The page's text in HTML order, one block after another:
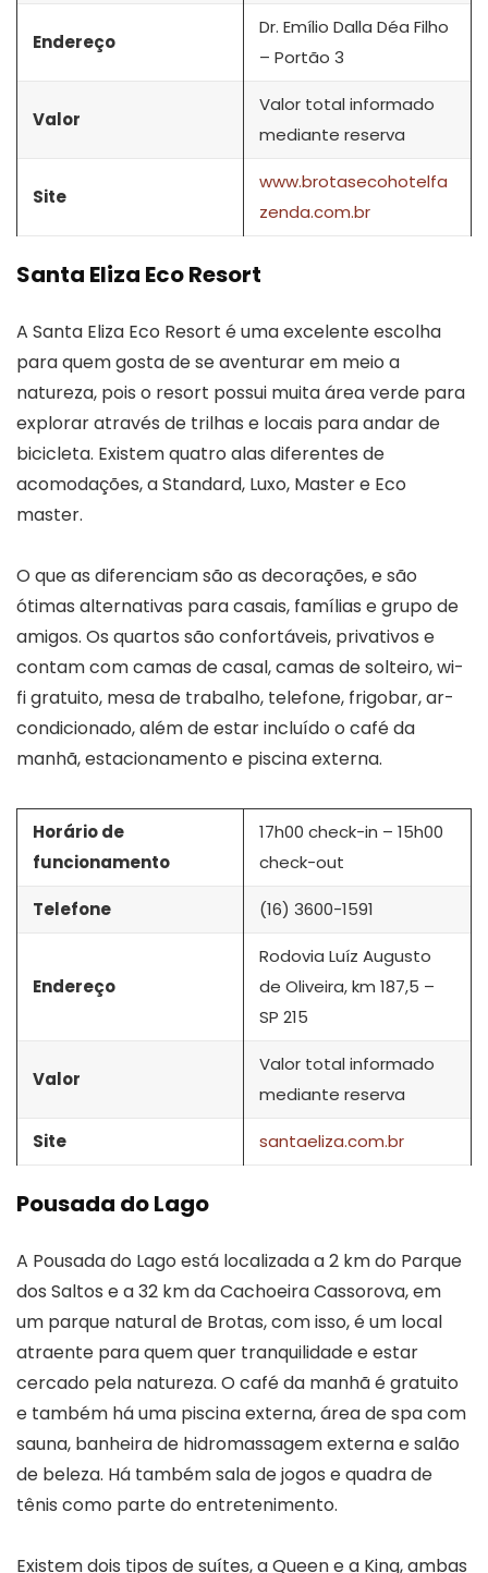
Endereço
Dr. Emílio Dalla Déa Filho
– Portão 3
Valor
Valor total informado
mediante reserva
Site
www.brotasecohotelfa
zenda.com.br
Santa Eliza Eco Resort
A Santa Eliza Eco Resort é uma excelente escolha
para quem gosta de se aventurar em meio a
natureza, pois o resort possui muita área verde para
explorar através de trilhas e locais para andar de
bicicleta. Existem quatro alas diferentes de
acomodações, a Standard, Luxo, Master e Eco
master.
O que as diferenciam são as decorações, e são
ótimas alternativas para casais, famílias e grupo de
amigos. Os quartos são confortáveis, privativos e
contam com camas de casal, camas de solteiro, wi-
fi gratuito, mesa de trabalho, telefone, frigobar, ar-
condicionado, além de estar incluído o café da
manhã, estacionamento e piscina externa.
Horário de
funcionamento
17h00 check-in – 15h00
check-out
Telefone (16) 3600-1591
Endereço
Rodovia Luíz Augusto
de Oliveira, km 187,5 –
SP 215
Valor
Valor total informado
mediante reserva
Site santaeliza.com.br
Pousada do Lago
A Pousada do Lago está localizada a 2 km do Parque
dos Saltos e a 32 km da Cachoeira Cassorova, em
um parque natural de Brotas, com isso, é um local
atraente para quem quer tranquilidade e estar
cercado pela natureza. O café da manhã é gratuito
e também há uma piscina externa, área de spa com
sauna, banheira de hidromassagem externa e salão
de beleza. Há também sala de jogos e quadra de
tênis como parte do entretenimento.
Existem dois tipos de suítes, a Queen e a King, ambas